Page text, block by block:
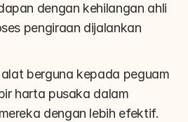
dengan kehilangan ahli
pengiraan dijalankan
berguna kepada peguam
harta pusaka dalam
dengan lebih efektif.